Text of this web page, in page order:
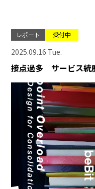
レポート 受付中
2025.09.16 Tue.
接点過多 サービス統